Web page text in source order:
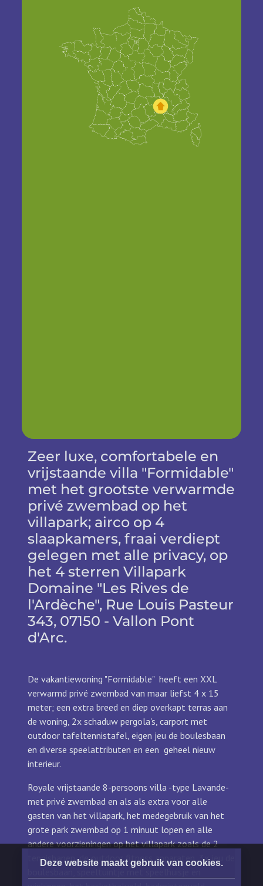
Zeer luxe, comfortabele en
vrijstaande villa "Formidable"
met het grootste verwarmde
privé zwembad op het
villapark; airco op 4
slaapkamers, fraai verdiept
gelegen met alle privacy, op
het 4 sterren Villapark
Domaine "Les Rives de
l'Ardèche", Rue Louis Pasteur
343, 07150 - Vallon Pont
d'Arc.
De vakantiewoning "Formidable" heeft een XXL
verwarmd privé zwembad van maar liefst 4 x 15
meter; een extra breed en diep overkapt terras aan
de woning, 2x schaduw pergola's, carport met
outdoor tafeltennistafel, eigen jeu de boulesbaan
en diverse speelattributen en een geheel nieuw
interieur.
Royale vrijstaande 8-persoons villa -type Lavande-
met privé zwembad en als als extra voor alle
gasten van het villapark, het medegebruik van het
grote park zwembad op 1 minuut lopen en alle
andere voorzieningen op het villapark zoals de 2
tennisbanen, de outdoor fitness apparaten, 3x jeu de
Deze website maakt gebruik van cookies.